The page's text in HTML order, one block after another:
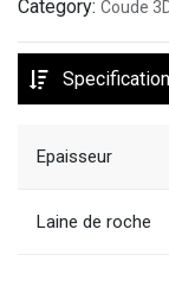
Category: Coude
Specification
Epaisseur
Laine de roche